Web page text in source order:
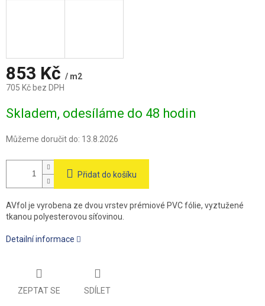
853 Kč / m2
705 Kč bez DPH
cena:
Skladem, odesíláme do 48 hodin
Můžeme doručit do: 13.8.2026
Přidat do košíku
AVfol je vyrobena ze dvou vrstev prémiové PVC fólie, vyztužené
tkanou polyesterovou síťovinou.
Detailní informace
ZEPTAT SE SDÍLET